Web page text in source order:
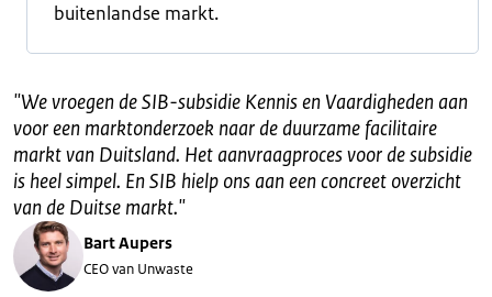
buitenlandse markt.
"We vroegen de SIB-subsidie Kennis en Vaardigheden aan
voor een marktonderzoek naar de duurzame facilitaire
markt van Duitsland. Het aanvraagproces voor de subsidie
is heel simpel. En SIB hielp ons aan een concreet overzicht
van de Duitse markt."
Bart Aupers
CEO van Unwaste